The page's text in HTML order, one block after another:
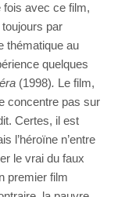
fois avec ce film,
par
thématique au
quelques
(1998). Le film,
concentre pas sur
Certes, il est
l’héroïne n’entre
le vrai du faux
premier film